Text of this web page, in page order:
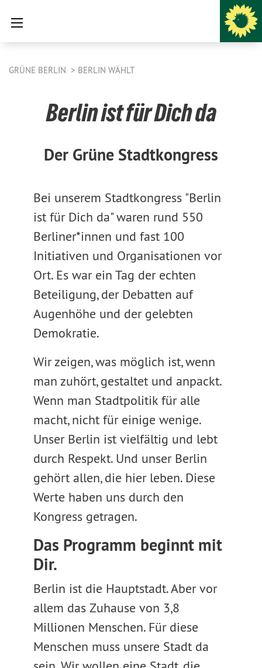
GRÜNE BERLIN BERLIN WÄHLT
Berlin ist für Dich da
Der Grüne Stadtkongress
Bei unserem Stadtkongress "Berlin
ist für Dich da" waren rund 550
Berliner*innen und fast 100
Initiativen und Organisationen vor
Ort. Es war ein Tag der echten
Beteiligung, der Debatten auf
Augenhöhe und der gelebten
Demokratie.
Wir zeigen, was möglich ist, wenn
man zuhört, gestaltet und anpackt.
Wenn man Stadtpolitik für alle
macht, nicht für einige wenige.
Unser Berlin ist vielfältig und lebt
durch Respekt. Und unser Berlin
gehört allen, die hier leben. Diese
Werte haben uns durch den
Kongress getragen.
Das Programm beginnt mit
Dir.
Berlin ist die Hauptstadt. Aber vor
allem das Zuhause von 3,8
Millionen Menschen. Für diese
Menschen muss unsere Stadt da